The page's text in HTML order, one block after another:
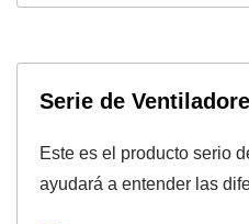
Serie de
Este es el producto serio
ayudará a entender las